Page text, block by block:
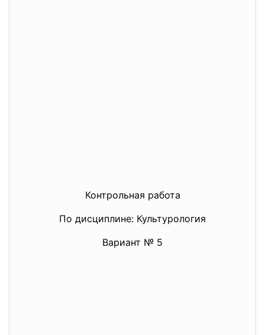
Контрольная работа
По дисциплине: Культурология
Вариант № 5